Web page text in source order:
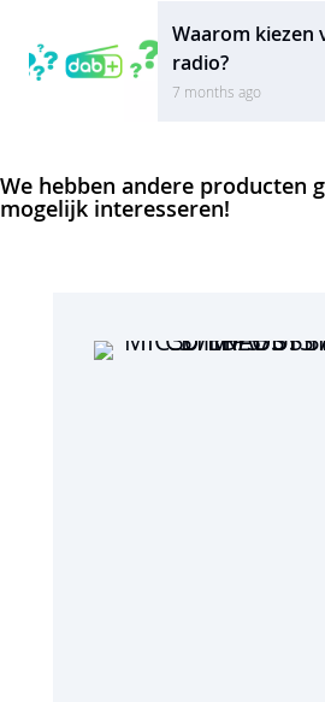
Waarom kiezen
radio?
7 months ago
We hebben andere producten
mogelijk interesseren!